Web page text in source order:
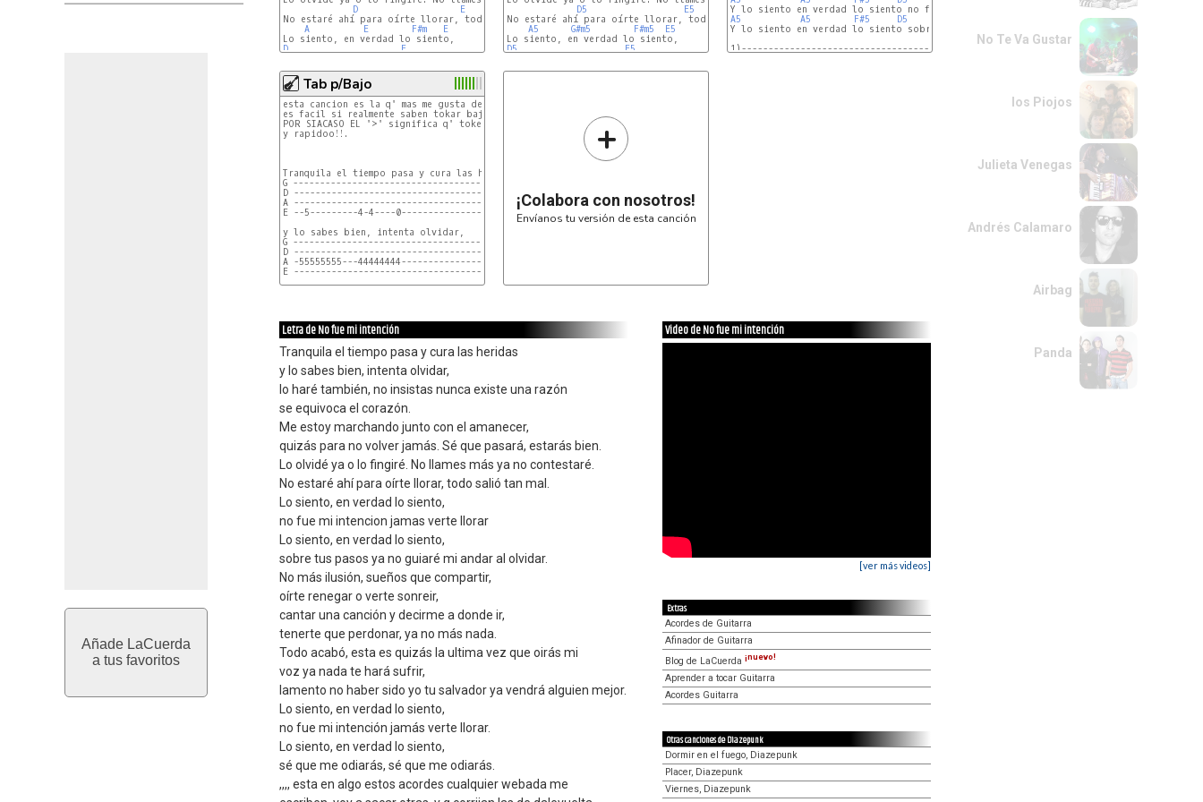
Añade LaCuerda
a tus favoritos
D
E
No estaré ahí para oírte llorar, todo salió tan mal.
A
E F#m
E
D
E
D5
E5
No estaré ahí para oírte llorar, todo salió tan mal.
A5
G#m5 F#m5
E5
D5
E5
A5
A5 F#5 D5
Y lo siento en verdad lo siento sobre tus pasos ya no guiare mi andar al olvidar
1)----------------------------------------------
Tab p/Bajo
esta cancion es la q' mas me gusta de este grupo!!
es facil si realmente saben tokar bajo!!.
POR SIACASO EL '>' significa q' token varias veces
y rapidoo!!.
Tranquila el tiempo pasa y cura las heridas
G ------------------------------------------
D ------------------------------------------
A ------------------------------------------
E --5---------4-4----0----------------------
y lo sabes bien, intenta olvidar,
G -----------------------------------
D -----------------------------------
A -55555555---44444444---------------
E -----------------------------------
A -22222222--------------------------
E ------------33333333---------------
se equivoca el corazón, Me estoy marchando junto con el amanecer,
G ----------------------------------------------------
D ----------------------------------------------------
A -------------
+
¡Colabora con nosotros!
Envíanos tu versión de esta canción
Letra de No fue mi intención
Tranquila el tiempo pasa y cura las heridas
y lo sabes bien, intenta olvidar,
lo haré también, no insistas nunca existe una razón
se equivoca el corazón.
Me estoy marchando junto con el amanecer,
quizás para no volver jamás. Sé que pasará, estarás bien.
Lo olvidé ya o lo fingiré. No llames más ya no contestaré.
No estaré ahí para oírte llorar, todo salió tan mal.
Lo siento, en verdad lo siento,
no fue mi intencion jamas verte llorar
Lo siento, en verdad lo siento,
sobre tus pasos ya no guiaré mi andar al olvidar.
No más ilusión, sueños que compartir,
oírte renegar o verte sonreir,
cantar una canción y decirme a donde ir,
tenerte que perdonar, ya no más nada.
Todo acabó, esta es quizás la ultima vez que oirás mi
voz ya nada te hará sufrir,
lamento no haber sido yo tu salvador ya vendrá alguien mejor.
Lo siento, en verdad lo siento,
no fue mi intención jamás verte llorar.
Lo siento, en verdad lo siento,
sé que me odiarás, sé que me odiarás.
,,,, esta en algo estos acordes cualquier webada me
Video de No fue mi intención
[ver más videos]
Extras
Acordes de Guitarra
Afinador de Guitarra
Blog de LaCuerda ¡nuevo!
Aprender a tocar Guitarra
Acordes Guitarra
Otras canciones de Diazepunk
Dormir en el fuego, Diazepunk
Placer, Diazepunk
Viernes, Diazepunk
No Te Va Gustar
los Piojos
Julieta Venegas
Andrés Calamaro
Airbag
Panda